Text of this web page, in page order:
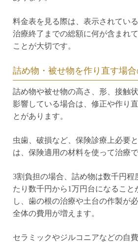
料金表を見る際は、表示されてい
治療終了までの総額に何が含まれ
ことが大切です。
詰め物・被せ物を作り直す場合
詰め物や被せ物の高さ、形、接触
影響している場合は、修正や作り
とがあります。
虫歯、破損など、保険診療上必要
は、保険適用の材料を使って治療で
3割負担の場合、詰め物は数千円程
たり数千円から1万円台になること
し、歯の根の治療や土台の作製が
全体の費用が増えます。
セラミックやジルコニアなどの自